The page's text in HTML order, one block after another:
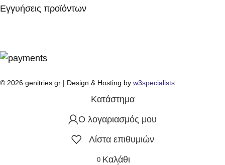
Εγγυήσεις προϊόντων
© 2026 genitries.gr | Design & Hosting by w3specialists
Κατάστημα
Ο λογαριασμός μου
Λίστα επιθυμιών
0 Καλάθι